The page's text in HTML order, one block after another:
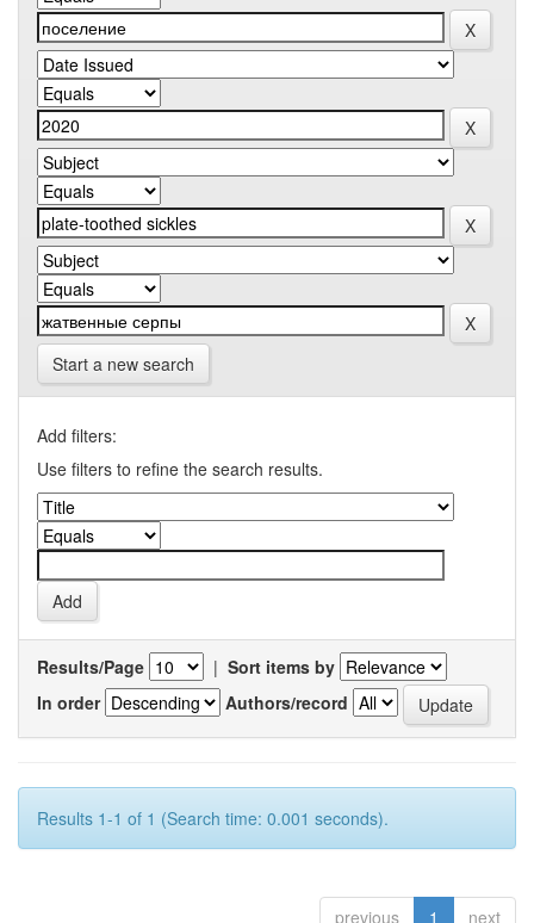
Start a new search
Add filters:
Use filters to refine the search results.
Results/Page | Sort items by
In order
Authors/record
Results 1-1 of 1 (Search time: 0.001 seconds).
previous 1 next